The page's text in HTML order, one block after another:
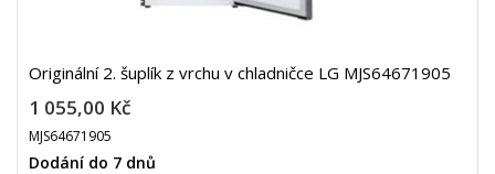
Originální 2. šuplík z vrchu v chladničce LG MJS64671905
1 055,00 Kč
MJS64671905
Dodání do 7 dnů